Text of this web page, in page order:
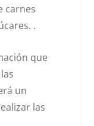
carnes
.
que
un
las